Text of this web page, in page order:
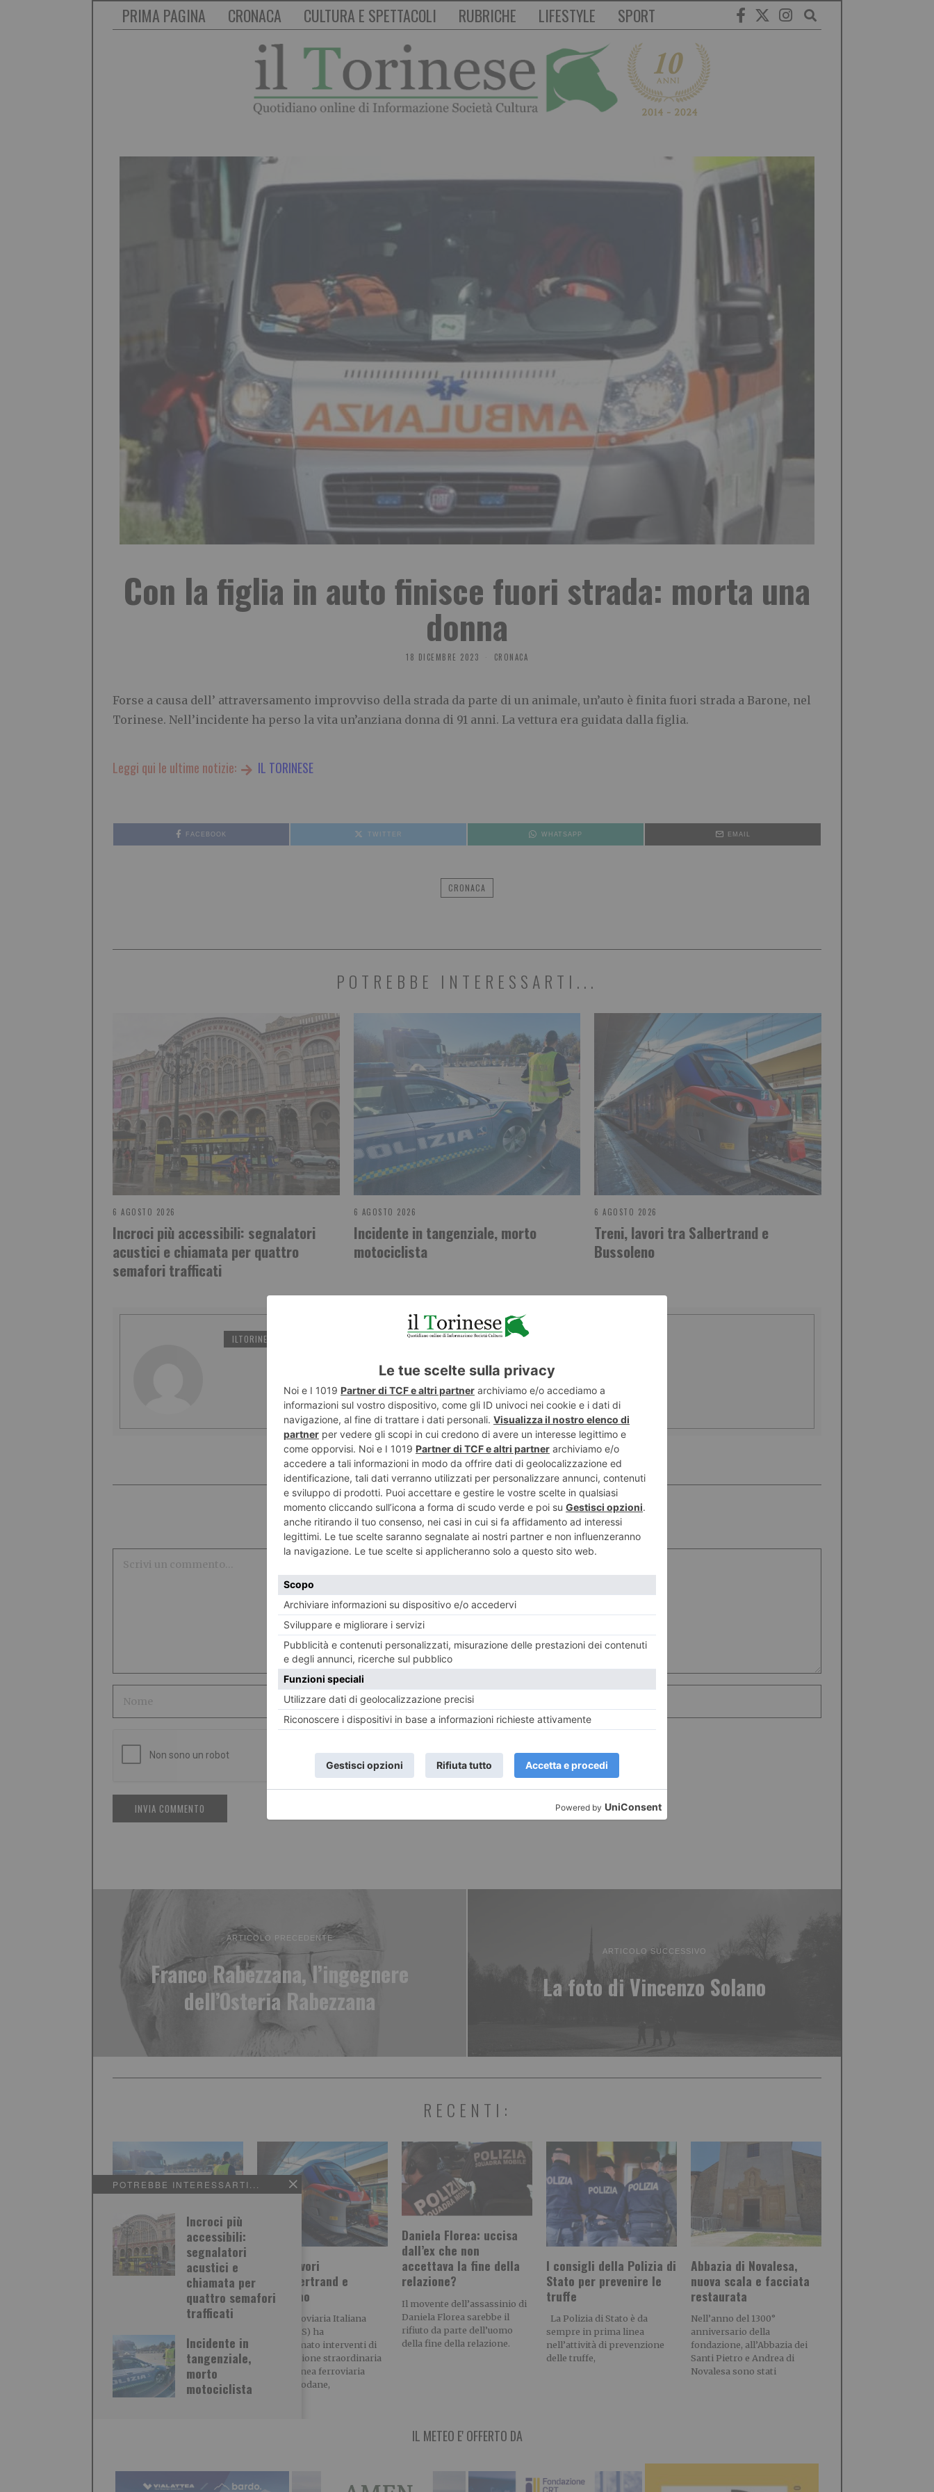
PRIMA PAGINA CRONACA CULTURA E SPETTACOLI RUBRICHE LIFESTYLE SPORT
Con la figlia in auto finisce fuori strada: morta una
donna
18 DICEMBRE 2023 CRONACA
Forse a causa dell’ attraversamento improvviso della strada da parte di un animale, un’auto è finita fuori strada a Barone, nel
Torinese. Nell’incidente ha perso la vita un’anziana donna di 91 anni. La vettura era guidata dalla figlia.
Leggi qui le ultime notizie: IL TORINESE
FACEBOOK TWITTER WHATSAPP EMAIL
CRONACA
POTREBBE INTERESSARTI...
6 AGOSTO 2026
Incroci più accessibili: segnalatori
acustici e chiamata per quattro
semafori trafficati
6 AGOSTO 2026
Incidente in tangenziale, morto
motociclista
6 AGOSTO 2026
Treni, lavori tra Salbertrand e
Bussoleno
ILTORINESE
LASCIA UN COMMENTO
POTREBBE INTERESSARTI...
Incroci più
accessibili:
segnalatori
acustici e
chiamata per
quattro semafori
trafficati
Incidente in
tangenziale,
morto
motociclista
ARTICOLO PRECEDENTE
Franco Rabezzana, l’ingegnere
dell’Osteria Rabezzana
ARTICOLO SUCCESSIVO
La foto di Vincenzo Solano
RECENTI:
Incidente in
tangenziale, morto
Oggi, nel pomeriggio , si è
stradale mortale sulla
tangenziale nord di Torino.
Treni, lavori
tra Salbertrand e
Bussoleno
Rete Ferroviaria Italiana
(Gruppo FS) ha
programmato interventi di
manutenzione straordinaria
lungo la linea ferroviaria
Torino-Modane,
Daniela Florea: uccisa
dall’ex che non
accettava la fine della
relazione?
Il movente dell’assassinio di
Daniela Florea sarebbe il
rifiuto da parte dell’uomo
della fine della relazione.
I consigli della Polizia di
Stato per prevenire le
truffe
La Polizia di Stato è da
sempre in prima linea
nell’attività di prevenzione
delle truffe,
Abbazia di Novalesa,
nuova scala e facciata
restaurata
Nell’anno del 1300°
anniversario della
fondazione, all’Abbazia dei
Santi Pietro e Andrea di
Novalesa sono stati
IL METEO E' OFFERTO DA